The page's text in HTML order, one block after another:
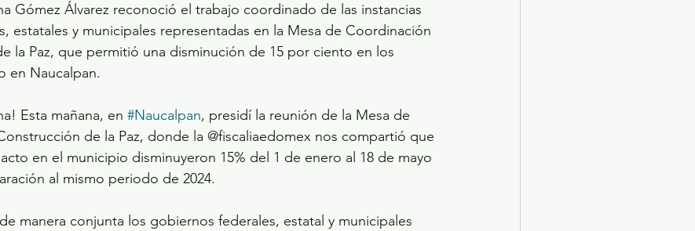
Gómez Álvarez reconoció el trabajo coordinado de las instancias
estatales y municipales representadas en la Mesa de Coordinación
la Paz, que permitió una disminución de 15 por ciento en los
en Naucalpan.
Esta mañana, en #Naucalpan, presidí la reunión de la Mesa de
de la Paz, donde la @fiscaliaedomex nos compartió que
en el municipio disminuyeron 15% del 1 de enero al 18 de mayo
al mismo periodo de 2024.
manera conjunta los gobiernos federales, estatal y municipales